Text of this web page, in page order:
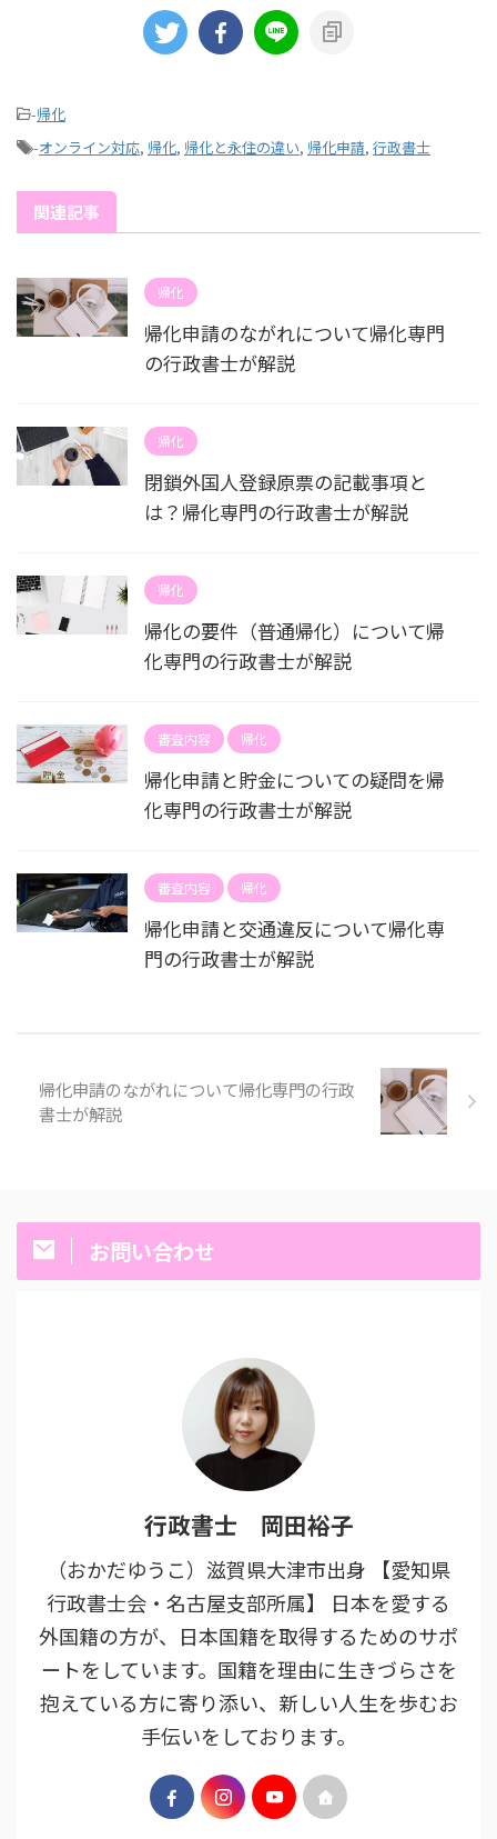
-帰化
-オンライン対応, 帰化, 帰化と永住の違い, 帰化申請, 行政書士
関連記事
帰化
帰化申請のながれについて帰化専門
の行政書士が解説
帰化
閉鎖外国人登録原票の記載事項と
は？帰化専門の行政書士が解説
帰化
帰化の要件（普通帰化）について帰
化専門の行政書士が解説
審査内容 帰化
帰化申請と貯金についての疑問を帰
化専門の行政書士が解説
審査内容 帰化
帰化申請と交通違反について帰化専
門の行政書士が解説
帰化申請のながれについて帰化専門の行政
書士が解説
お問い合わせ
行政書士 岡田裕子
（おかだゆうこ）滋賀県大津市出身 【愛知県
行政書士会・名古屋支部所属】 日本を愛する
外国籍の方が、日本国籍を取得するためのサポ
ートをしています。国籍を理由に生きづらさを
抱えている方に寄り添い、新しい人生を歩むお
手伝いをしております。